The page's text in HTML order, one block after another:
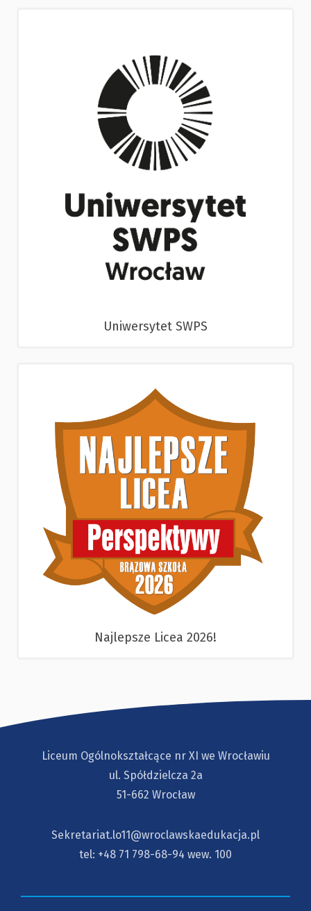
Uniwersytet SWPS
Najlepsze Licea 2026!
Liceum Ogólnokształcące nr XI we Wrocławiu
ul. Spółdzielcza 2a
51-662 Wrocław
Sekretariat.lo11@wroclawskaedukacja.pl
tel: +48 71 798-68-94 wew. 100